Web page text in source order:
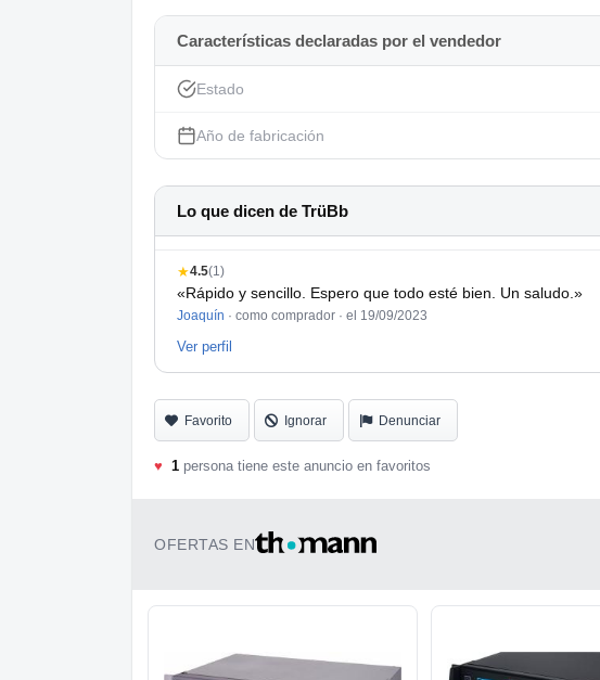
Características declaradas por el vendedor
Estado
Año de fabricación
Lo que dicen de TrüBb
★4.5(1)
«Rápido y sencillo. Espero que todo esté bien. Un saludo.»
Joaquín · como comprador · el 19/09/2023
Ver perfil
Favorito Ignorar Denunciar
♥ 1 persona tiene este anuncio en favoritos
OFERTAS EN